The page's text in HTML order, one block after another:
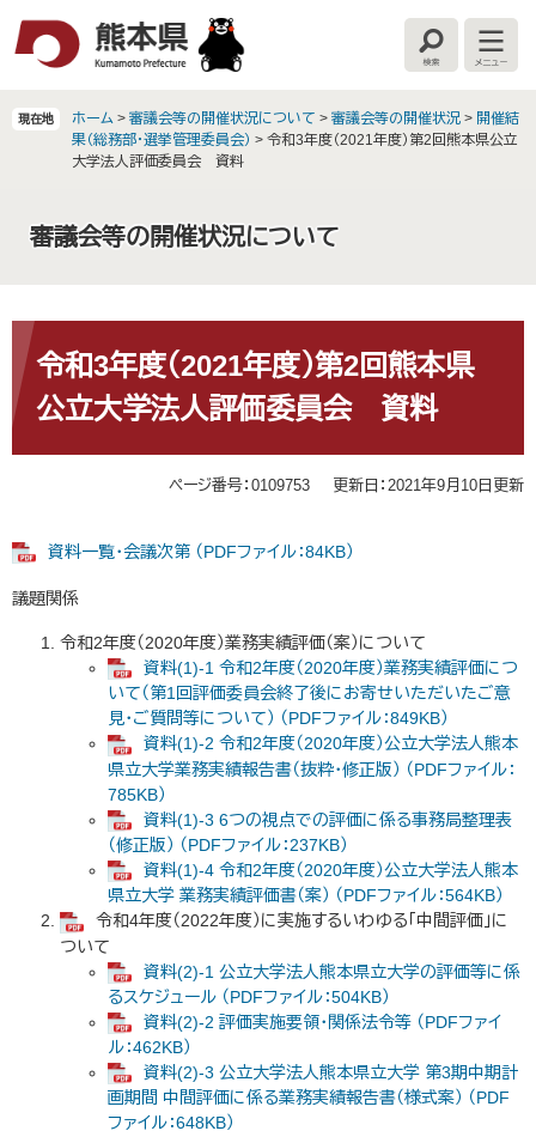
検
索
メ
ニ
ー
現在地 ホーム > 審議会等の開催状況について > 審議会等の開催状況 > 開催結
果（総務部・選挙管理委員会） > 令和3年度（2021年度）第2回熊本県公立
大学法人評価委員会 資料
審議会等の開催状況について
文 令和3年度（2021年度）第2回熊本県
公立大学法人評価委員会 資料
ページ番号：0109753 更新日：2021年9月10日更新
資料一覧・会議次第 （PDFファイル：84KB）
議題関係
令和2年度（2020年度）業務実績評価（案）について
資料(1)-1 令和2年度（2020年度）業務実績評価につ
いて（第1回評価委員会終了後にお寄せいただいたご意
見・ご質問等について） （PDFファイル：849KB）
資料(1)-2 令和2年度（2020年度）公立大学法人熊本
県立大学業務実績報告書（抜粋・修正版） （PDFファイル：
785KB）
資料(1)-3 6つの視点での評価に係る事務局整理表
（修正版） （PDFファイル：237KB）
資料(1)-4 令和2年度（2020年度）公立大学法人熊本
県立大学 業務実績評価書（案） （PDFファイル：564KB）
令和4年度（2022年度）に実施するいわゆる「中間評価」に
ついて
資料(2)-1 公立大学法人熊本県立大学の評価等に係
るスケジュール （PDFファイル：504KB）
資料(2)-2 評価実施要領・関係法令等 （PDFファイ
ル：462KB）
資料(2)-3 公立大学法人熊本県立大学 第3期中期計
画期間 中間評価に係る業務実績報告書（様式案） （PDF
ファイル：648KB）